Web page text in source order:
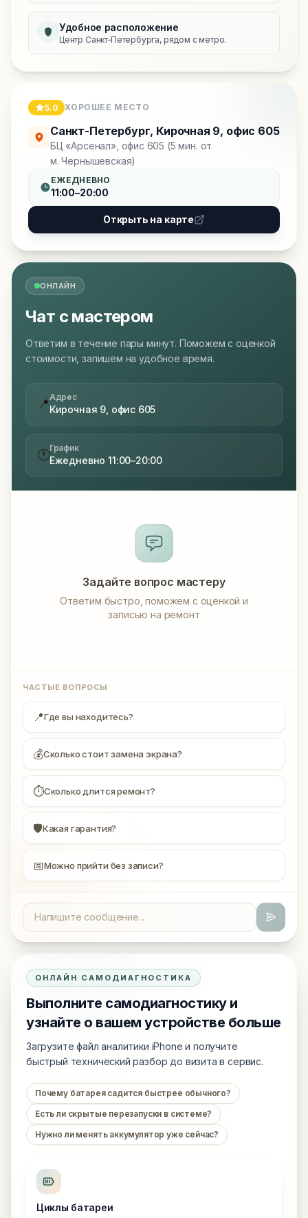
Удобное расположение
Центр Санкт‑Петербурга, рядом с метро.
5.0 ХОРОШЕЕ МЕСТО
Санкт-Петербург, Кирочная 9, офис 605
БЦ «Арсенал», офис 605 (5 мин. от
м. Чернышевская)
ЕЖЕДНЕВНО
11:00–20:00
Открыть на карте
ОНЛАЙН
Чат с мастером
Ответим в течение пары минут. Поможем с оценкой
стоимости, запишем на удобное время.
📍Адрес
Кирочная 9, офис 605
🕐График
Ежедневно 11:00–20:00
Задайте вопрос мастеру
Ответим быстро, поможем с оценкой и
записью на ремонт
ЧАСТЫЕ ВОПРОСЫ
📍Где вы находитесь?
💰Сколько стоит замена экрана?
⏱Сколько длится ремонт?
🛡Какая гарантия?
📅Можно прийти без записи?
ОНЛАЙН САМОДИАГНОСТИКА
Выполните самодиагностику и
узнайте о вашем устройстве больше
Загрузите файл аналитики iPhone и получите
быстрый технический разбор до визита в сервис.
Почему батарея садится быстрее обычного?
Есть ли скрытые перезапуски в системе?
Нужно ли менять аккумулятор уже сейчас?
Циклы батареи